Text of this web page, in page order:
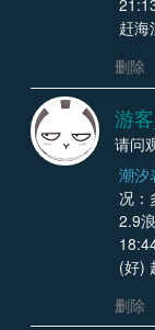
赶海
删除
游
请问
潮汐
况：
2.9
(好)
删除